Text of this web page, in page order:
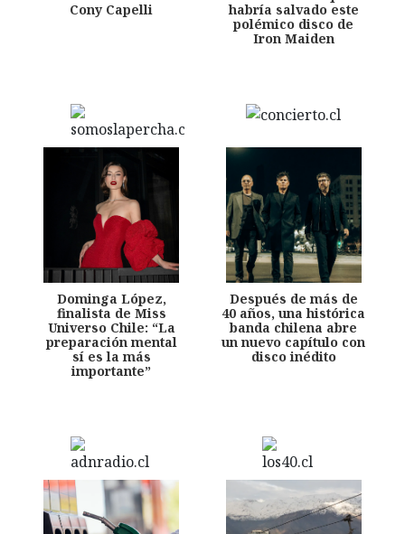
Cony Capelli
habría salvado este
polémico disco de
Iron Maiden
Dominga López,
finalista de Miss
Universo Chile: “La
preparación mental
sí es la más
importante”
Después de más de
40 años, una histórica
banda chilena abre
un nuevo capítulo con
disco inédito